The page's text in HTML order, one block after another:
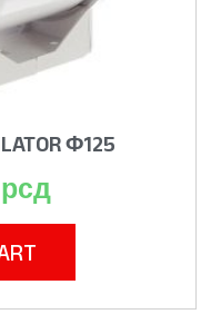
Φ125
рсд